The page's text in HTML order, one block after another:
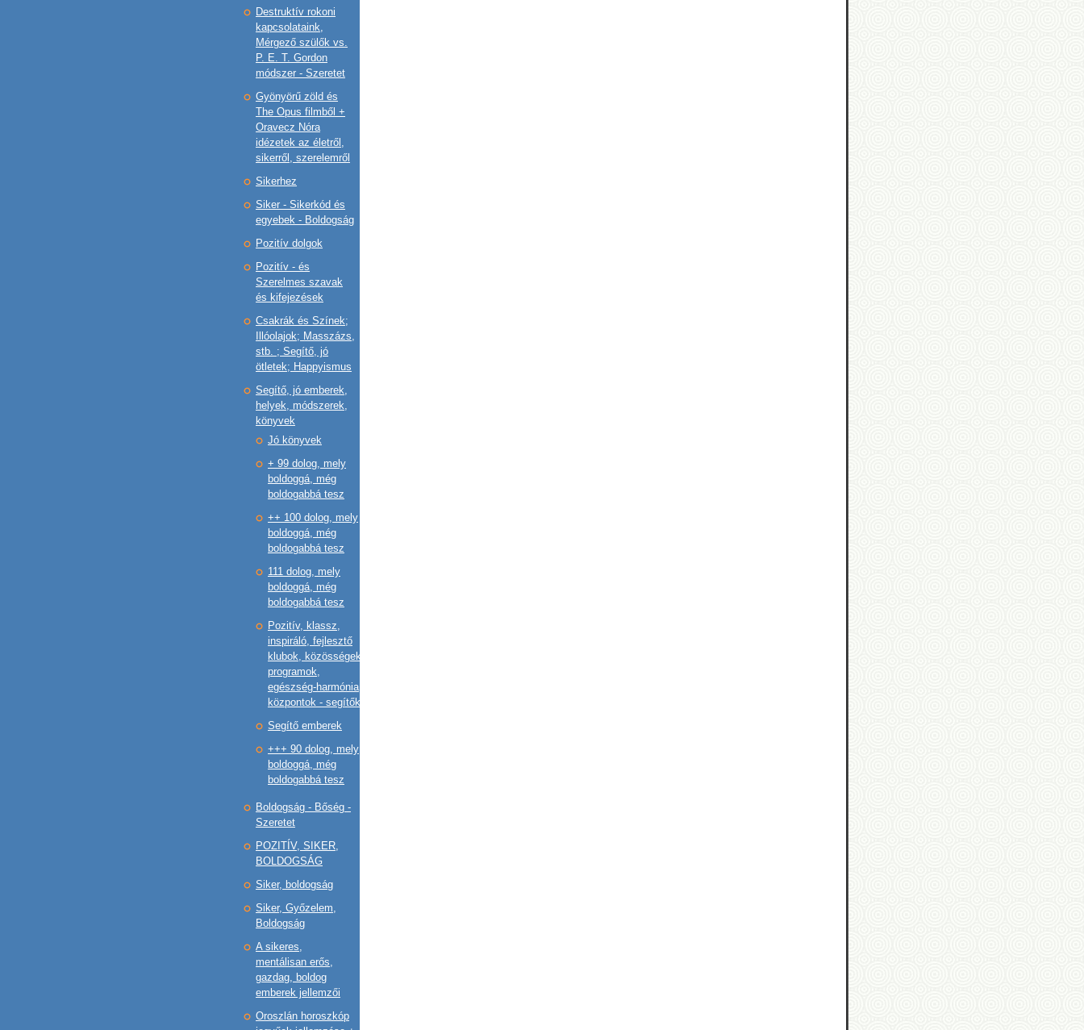
Destruktív rokoni
kapcsolataink,
Mérgező szülők vs.
P. E. T. Gordon
módszer - Szeretet
Gyönyörű zöld és
The Opus filmből +
Oravecz Nóra
idézetek az életről,
sikerről, szerelemről
Sikerhez
Siker - Sikerkód és
egyebek - Boldogság
Pozitív dolgok
Pozitív - és
Szerelmes szavak
és kifejezések
Csakrák és Színek;
Illóolajok; Masszázs,
stb. ; Segítő, jó
ötletek; Happyismus
Segítő, jó emberek,
helyek, módszerek,
könyvek
Jó könyvek
+ 99 dolog, mely
boldoggá, még
boldogabbá tesz
++ 100 dolog, mely
boldoggá, még
boldogabbá tesz
111 dolog, mely
boldoggá, még
boldogabbá tesz
Pozitív, klassz,
inspiráló, fejlesztő
klubok, közösségek,
programok,
egészség-harmónia
központok - segítők
Segítő emberek
+++ 90 dolog, mely
boldoggá, még
boldogabbá tesz
Boldogság - Bőség -
Szeretet
POZITÍV, SIKER,
BOLDOGSÁG
Siker, boldogság
Siker, Győzelem,
Boldogság
A sikeres,
mentálisan erős,
gazdag, boldog
emberek jellemzői
Oroszlán horoszkóp